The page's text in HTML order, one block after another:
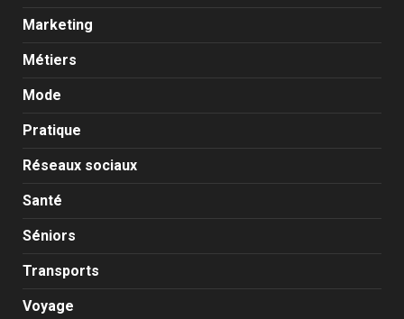
Marketing
Métiers
Mode
Pratique
Réseaux sociaux
Santé
Séniors
Transports
Voyage